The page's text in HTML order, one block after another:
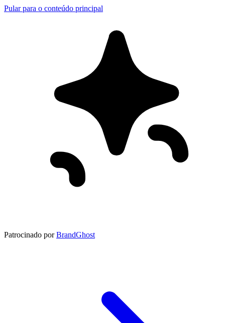
Pular para o conteúdo principal
Patrocinado por BrandGhost